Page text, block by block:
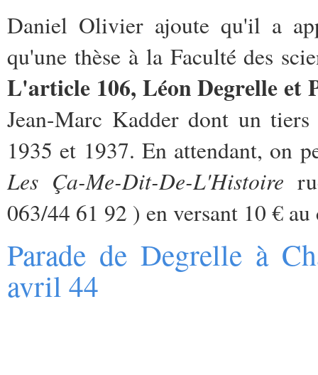
Daniel Olivier ajoute qu'il a
qu'une thèse à la Faculté des
L'article 106, Léon Degrelle et
Jean-Marc Kadder dont un
1935 et 1937. En attendant, on
Les Ça-Me-Dit-De-L'Histoire
063/44 61 92 ) en versant 10 €
Parade de Degrelle à
avril 44